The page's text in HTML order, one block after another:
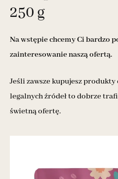
250 g
Na wstępie chcemy Ci bardzo
zainteresowanie naszą ofertą.
Jeśli zawsze kupujesz
legalnych źródeł to dobrze
świetną ofertę.